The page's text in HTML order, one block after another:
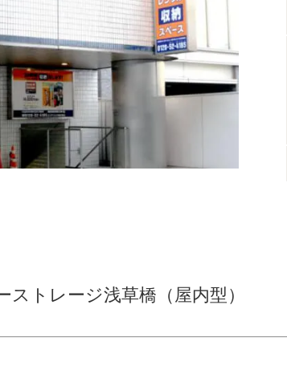
ストレージ浅草橋（屋内型）